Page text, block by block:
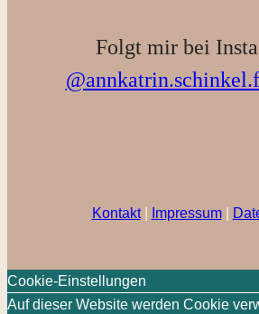
Folgt mir bei
Kontakt| Impressum|
Cookie-Einstellungen
Auf dieser Website werden Cookie